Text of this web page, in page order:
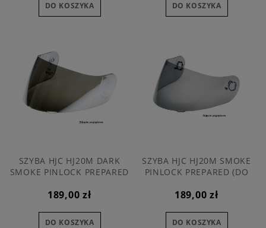
DO KOSZYKA DO KOSZYKA
SZYBA HJC HJ20M DARK
SMOKE PINLOCK PREPARED
STC70)
189,00 zł
DO KOSZYKA
SZYBA HJC HJ20M SMOKE
PINLOCK PREPARED (DO
189,00 zł
DO KOSZYKA